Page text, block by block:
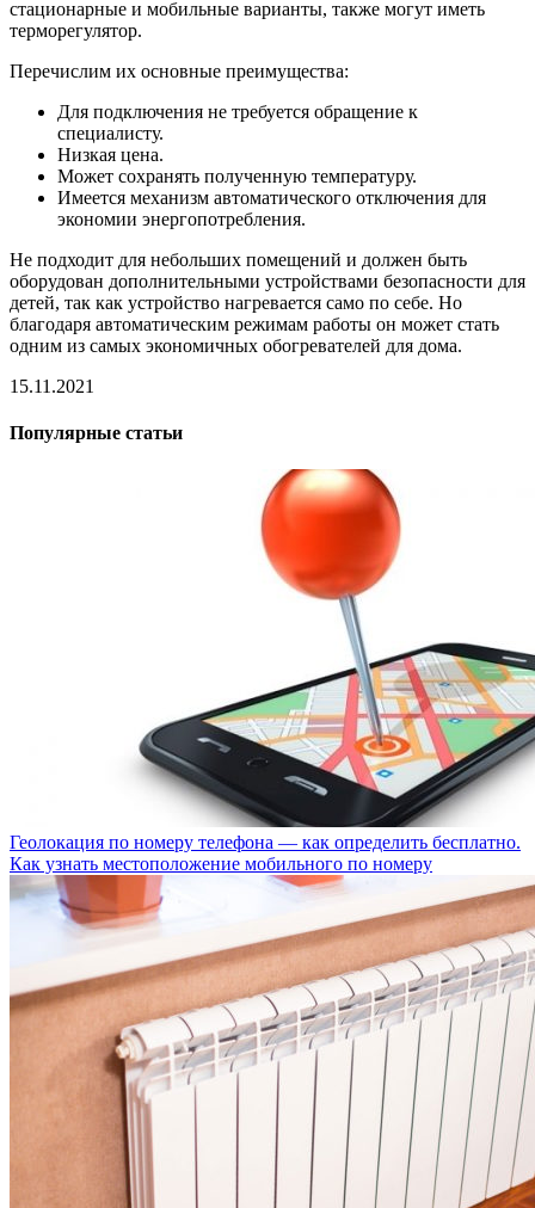
стационарные и мобильные варианты, также могут иметь
терморегулятор.
Перечислим их основные преимущества:
Для подключения не требуется обращение к
специалисту.
Низкая цена.
Может сохранять полученную температуру.
Имеется механизм автоматического отключения для
экономии энергопотребления.
Не подходит для небольших помещений и должен быть
оборудован дополнительными устройствами безопасности для
детей, так как устройство нагревается само по себе. Но
благодаря автоматическим режимам работы он может стать
одним из самых экономичных обогревателей для дома.
15.11.2021
Популярные статьи
Геолокация по номеру телефона — как определить бесплатно.
Как узнать местоположение мобильного по номеру